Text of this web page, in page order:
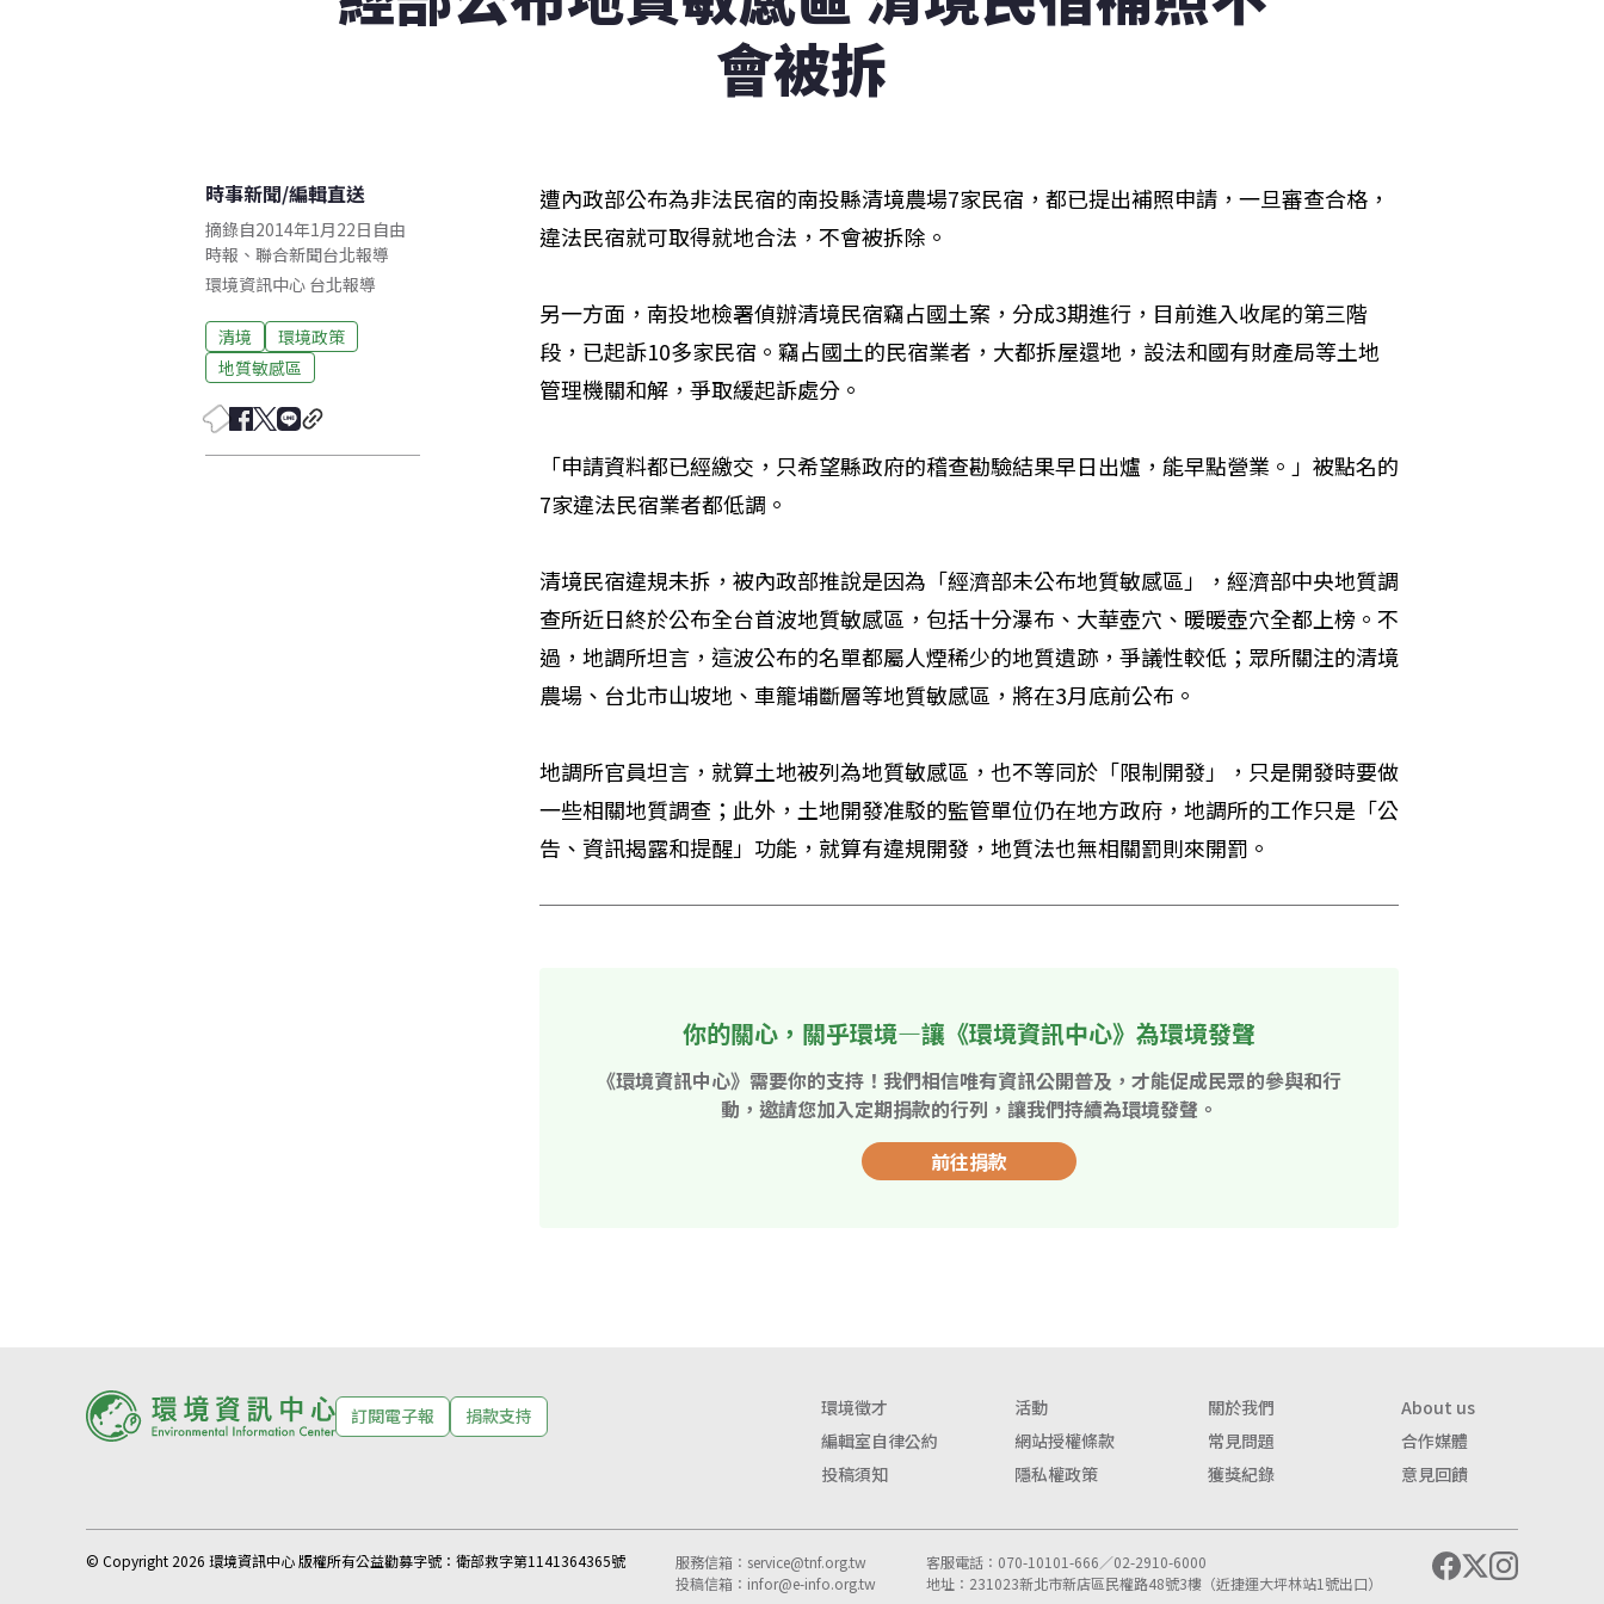
會被拆
時事新聞/編輯直送
摘錄自2014年1月22日自由
時報、聯合新聞台北報導
環境資訊中心 台北報導
清境
環境政策
地質敏感區
遭內政部公布為非法民宿的南投縣清境農場7家民宿，都已提出補照申請，一旦審查合格，
違法民宿就可取得就地合法，不會被拆除。
另一方面，南投地檢署偵辦清境民宿竊占國土案，分成3期進行，目前進入收尾的第三階
段，已起訴10多家民宿。竊占國土的民宿業者，大都拆屋還地，設法和國有財產局等土地
管理機關和解，爭取緩起訴處分。
「申請資料都已經繳交，只希望縣政府的稽查勘驗結果早日出爐，能早點營業。」被點名的
7家違法民宿業者都低調。
清境民宿違規未拆，被內政部推說是因為「經濟部未公布地質敏感區」，經濟部中央地質調
查所近日終於公布全台首波地質敏感區，包括十分瀑布、大華壺穴、暖暖壺穴全都上榜。不
過，地調所坦言，這波公布的名單都屬人煙稀少的地質遺跡，爭議性較低；眾所關注的清境
農場、台北市山坡地、車籠埔斷層等地質敏感區，將在3月底前公布。
地調所官員坦言，就算土地被列為地質敏感區，也不等同於「限制開發」，只是開發時要做
一些相關地質調查；此外，土地開發准駁的監管單位仍在地方政府，地調所的工作只是「公
告、資訊揭露和提醒」功能，就算有違規開發，地質法也無相關罰則來開罰。
你的關心，關乎環境—讓《環境資訊中心》為環境發聲
《環境資訊中心》需要你的支持！我們相信唯有資訊公開普及，才能促成民眾的參與和行
動，邀請您加入定期捐款的行列，讓我們持續為環境發聲。
前往捐款
訂閱電子報 捐款支持 環境徵才 活動 關於我們
About us
編輯室自律公約
網站授權條款 常見問題
合作媒體
投稿須知
隱私權政策 獲獎紀錄 意見回饋
© Copyright 2026 環境資訊中心 版權所有公益勸募字號： 衛部救字第1141364365號 服務信箱： service@tnf.org.tw
投稿信箱： infor@e-info.org.tw
客服電話：070-10101-666／02-2910-6000
地址：231023新北市新店區民權路48號3樓（近捷運大坪林站1號出口）